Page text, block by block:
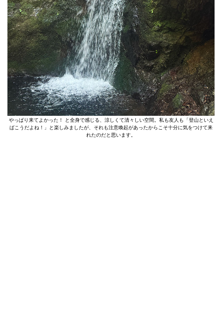
やっぱり来てよかった！ と全身で感じる、涼しくて清々しい空間。私も友人も「登山といえ
ばこうだよね！」と楽しみましたが、それも注意喚起があったからこそ十分に気をつけて来
れたのだと思います。